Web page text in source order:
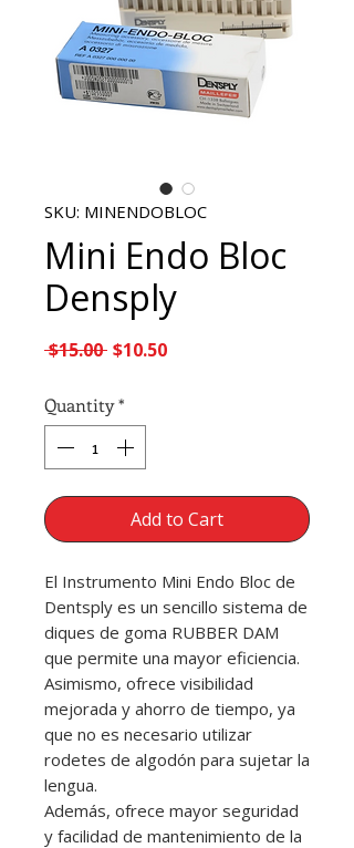
SKU: MINENDOBLOC
Mini Endo Bloc
Densply
$15.00 Regular Price
$10.50Sale Price
Quantity*
Add to Cart
El Instrumento Mini Endo Bloc de
Dentsply es un sencillo sistema de
diques de goma RUBBER DAM
que permite una mayor eficiencia.
Asimismo, ofrece visibilidad
mejorada y ahorro de tiempo, ya
que no es necesario utilizar
rodetes de algodón para sujetar la
lengua.
Además, ofrece mayor seguridad
y facilidad de mantenimiento de la